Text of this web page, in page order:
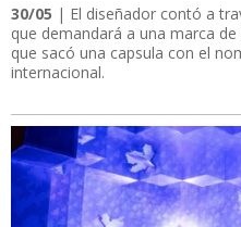
30/05 | El diseñador contó a
que demandará a una marca
que sacó una capsula con el
internacional.